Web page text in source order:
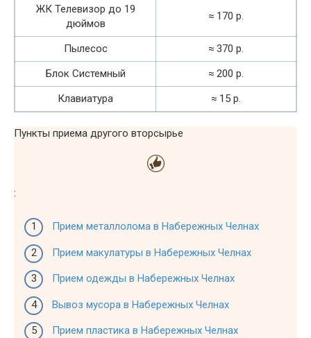
ЖК Телевизор до 19
дюймов
≈ 170 р.
Пылесос
≈ 370 р.
Блок Системный
≈ 200 р.
Клавиатура
≈ 15 р.
Пункты приема другого вторсырье
:
Прием металлолома в Набережных Челнах
Прием макулатуры в Набережных Челнах
Прием одежды в Набережных Челнах
Вывоз мусора в Набережных Челнах
Прием пластика в Набережных Челнах